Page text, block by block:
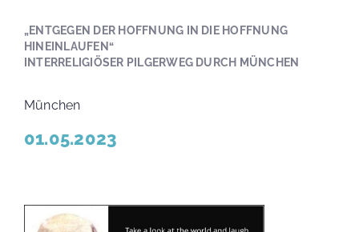
„ENTGEGEN DER HOFFNUNG IN DIE HOFFNUNG
HINEINLAUFEN“
INTERRELIGIÖSER PILGERWEG DURCH MÜNCHEN
München
01.05.2023